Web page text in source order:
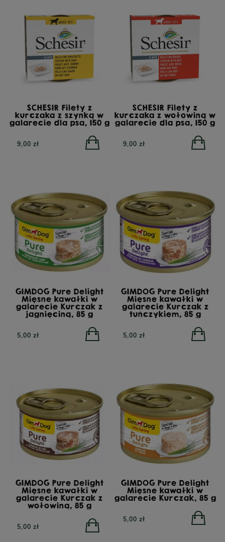
SCHESIR Filety z
kurczaka z szynką w
galarecie dla psa, 150 g
9,00 zł
SCHESIR Filety z
kurczaka z wołowiną w
galarecie dla psa, 150 g
9,00 zł
GIMDOG Pure Delight
Mięsne kawałki w
galarecie Kurczak z
jagnięciną, 85 g
5,00 zł
GIMDOG Pure Delight
Mięsne kawałki w
galarecie Kurczak z
tuńczykiem, 85 g
5,00 zł
GIMDOG Pure Delight
Mięsne kawałki w
galarecie Kurczak z
wołowiną, 85 g
5,00 zł
GIMDOG Pure Delight
Mięsne kawałki w
galarecie Kurczak, 85 g
5,00 zł